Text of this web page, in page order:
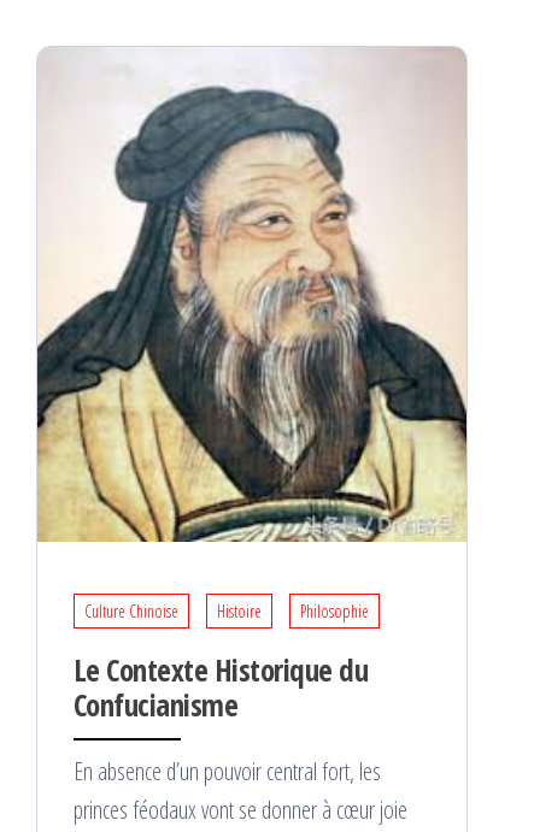
Culture Chinoise Histoire Philosophie
Le Contexte Historique du
Confucianisme
En absence d’un pouvoir central fort, les
princes féodaux vont se donner à cœur joie